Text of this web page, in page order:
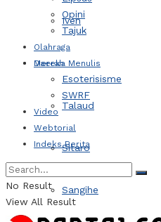
Iven
Daerah
Talaud
Sitaro
Sangihe
Opini
Tajuk
Olahraga
Mereka Menulis
Esoterisisme
SWRF
Video
Webtorial
Indeks Berita
No Result
View All Result